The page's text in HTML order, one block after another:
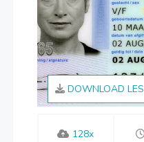
DOWNLOAD LES
128x